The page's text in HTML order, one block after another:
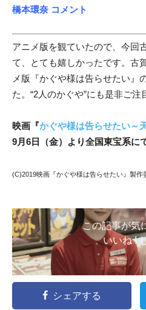
橋本環奈 コメント
アニメ版を観ていたので、今回
て、とても嬉しかったです。古
メ版『かぐや様は告らせたい』
た。“2人のかぐや”にも是非ご注
映画『かぐや様は告らせたい～
9月6日（金）より全国東宝系に
(C)2019映画『かぐや様は告らせたい』製作
この記事が気
いいね !
シェアする